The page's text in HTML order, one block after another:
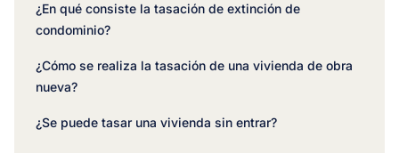
¿En qué consiste la tasación de extinción de
condominio?
¿Cómo se realiza la tasación de una vivienda de obra
nueva?
¿Se puede tasar una vivienda sin entrar?